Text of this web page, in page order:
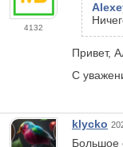
4132
Привет,
С
klycko
Большое